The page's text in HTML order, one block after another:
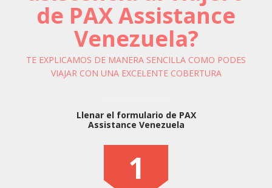
de PAX Assistance
Venezuela?
TE EXPLICAMOS DE MANERA SENCILLA COMO PODES
VIAJAR CON UNA EXCELENTE COBERTURA
Llenar el formulario de PAX
Assistance Venezuela
1